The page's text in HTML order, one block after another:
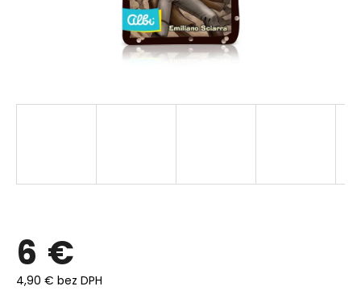
6 €
4,90 € bez DPH